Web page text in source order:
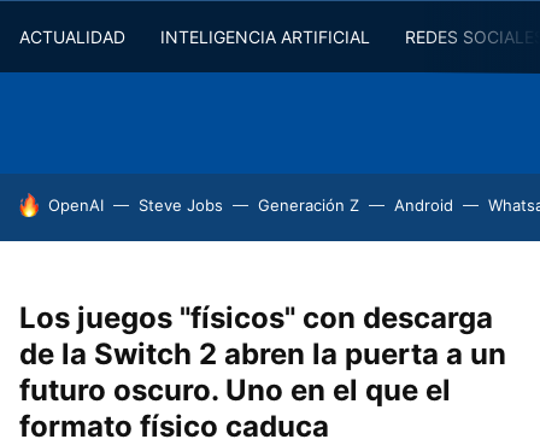
ACTUALIDAD INTELIGENCIA ARTIFICIAL REDES
HOY SE HABLA DE
OpenAI Steve Jobs Generación Z Android
Los juegos "físicos" con descarga
de la Switch 2 abren la puerta a un
futuro oscuro. Uno en el que el
formato físico caduca